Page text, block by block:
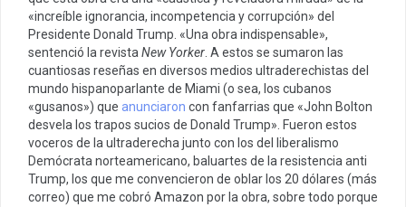
«increíble ignorancia, incompetencia y corrupción» del
Presidente Donald Trump. «Una obra indispensable»,
sentenció la revistaNew Yorker. A estos se sumaron las
cuantiosas reseñas en diversos medios ultraderechistas del
mundo hispanoparlante de Miami (o sea, los cubanos
«gusanos») que anunciaron con fanfarrias que «John Bolton
desvela los trapos sucios de Donald Trump». Fueron estos
voceros de la ultraderecha junto con los del liberalismo
Demócrata norteamericano, baluartes de la resistencia anti
Trump, los que me convencieron de oblar los 20 dólares (más
correo) que me cobró Amazon por la obra, sobre todo porque